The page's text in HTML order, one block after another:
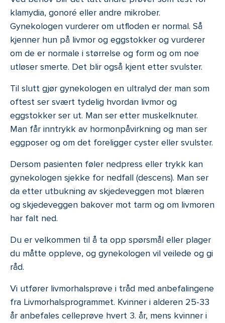
klamydia, gonoré eller andre mikrober.
Gynekologen vurderer om utfloden er normal. Så
kjenner hun på livmor og eggstokker og vurderer
om de er normale i størrelse og form og om noe
utløser smerte. Det blir også kjent etter svulster.
Til slutt gjør gynekologen en ultralyd der man som
oftest ser svært tydelig hvordan livmor og
eggstokker ser ut. Man ser etter muskelknuter.
Man får inntrykk av hormonpåvirkning og man ser
eggposer og om det foreligger cyster eller svulster.
Dersom pasienten føler nedpress eller trykk kan
gynekologen sjekke for nedfall (descens). Man ser
da etter utbukning av skjedeveggen mot blæren
og skjedeveggen bakover mot tarm og om livmoren
har falt ned.
Du er velkommen til å ta opp spørsmål eller plager
du måtte oppleve, og gynekologen vil veilede og gi
råd.
Vi utfører livmorhalsprøve i tråd med anbefalingene
fra Livmorhalsprogrammet. Kvinner i alderen 25-33
år anbefales celleprøve hvert 3. år, mens kvinner i